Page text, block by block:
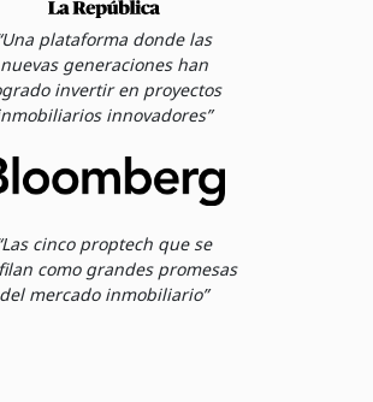
plataforma donde las
nuevas generaciones han
invertir en proyectos
innovadores”
cinco proptech que se
como grandes promesas
del mercado inmobiliario”